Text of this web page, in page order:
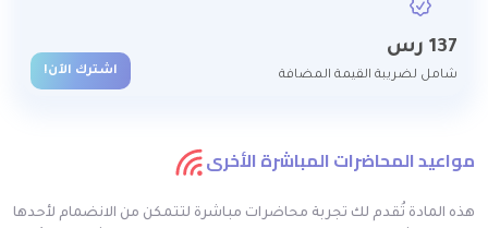
137 رس
شامل لضريبة القيمة المضافة اشترك الآن!
مواعيد المحاضرات المباشرة الأخرى
هذه المادة تُقدم لك تجربة محاضرات مباشرة لتتمكن من الانضمام لأحدها